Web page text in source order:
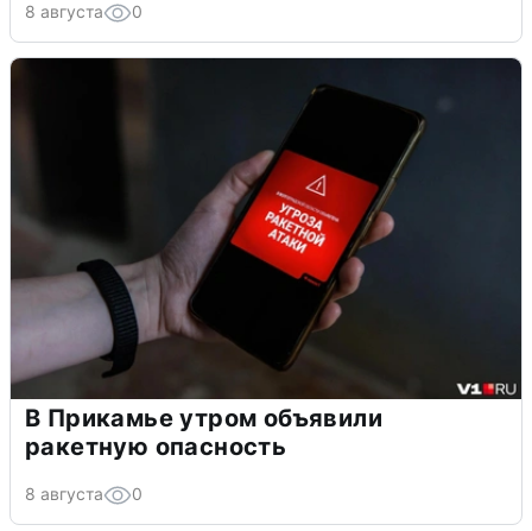
8 августа 0
В Прикамье утром объявили
ракетную опасность
8 августа 0